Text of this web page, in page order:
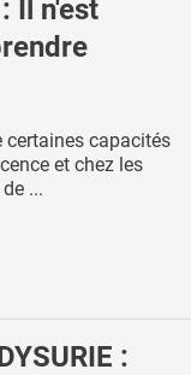
Il n'est
certaines capacités
et chez les
...
: